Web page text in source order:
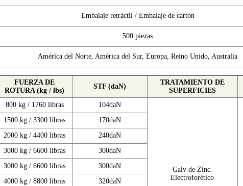
Embalaje retráctil / Embalaje de cartón
500 piezas
América del Norte, América del Sur, Europa, Reino Unido, Australia
FUERZA DE
ROTURA (kg / lbs)
STF (daN)
TRATAMIENTO DE
SUPERFICIES
800 kg / 1760 libras 104daN
Galv de Zinc.
Electroforético
1500 kg / 3300 libras
170daN
2000 kg / 4400 libras
240daN
3000 kg / 6600 libras
300daN
3000 kg / 6600 libras
300daN
4000 kg / 8800 libras
320daN